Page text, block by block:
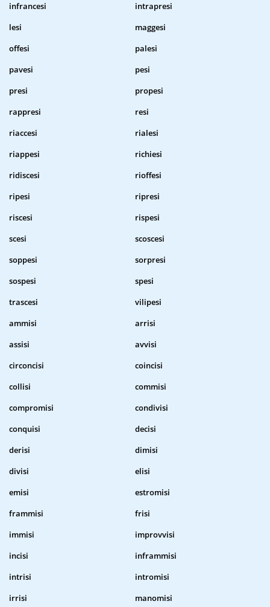
infrancesi
intrapresi
lesi
maggesi
offesi
palesi
pavesi
pesi
presi
propesi
rappresi
resi
riaccesi
rialesi
riappesi
richiesi
ridiscesi
rioffesi
ripesi
ripresi
riscesi
rispesi
scesi
scoscesi
soppesi
sorpresi
sospesi
spesi
trascesi
vilipesi
ammisi
arrisi
assisi
avvisi
circoncisi
coincisi
collisi
commisi
compromisi
condivisi
conquisi
decisi
derisi
dimisi
divisi
elisi
emisi
estromisi
frammisi
frisi
immisi
improvvisi
incisi
inframmisi
intrisi
intromisi
irrisi
manomisi